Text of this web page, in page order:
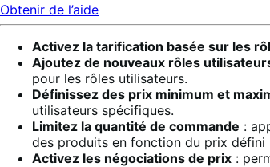
Obtenir de l’aide
Activez la tarification basée sur les
Ajoutez de nouveaux rôles
pour les rôles utilisateurs.
Définissez des prix minimum et
utilisateurs spécifiques.
Limitez la quantité de commande :
des produits en fonction du prix défini
Activez les négociations de prix :